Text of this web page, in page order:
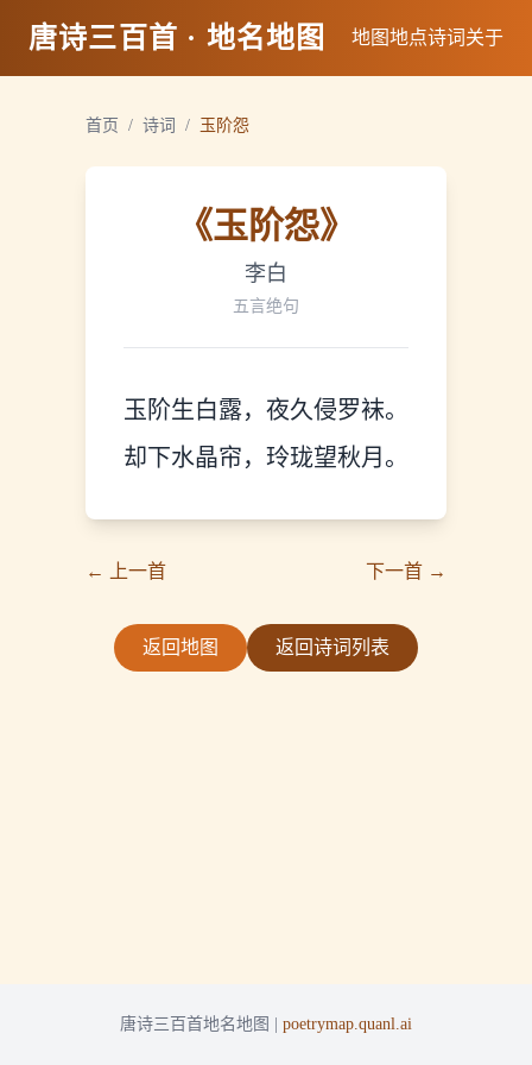
唐诗三百首 · 地名地图 地图地点诗词 关于
首页 / 诗词 / 玉阶怨
《玉阶怨》
李白
五言绝句
玉阶生白露，夜久侵罗袜。
却下水晶帘，玲珑望秋月。
← 上一首 下一首 →
返回地图 返回诗词列表
唐诗三百首地名地图 | poetrymap.quanl.ai